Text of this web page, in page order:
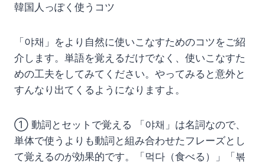
韓国人っぽく使うコツ
「야채」をより自然に使いこなすためのコツをご紹
介します。単語を覚えるだけでなく、使いこなすた
めの工夫をしてみてください。やってみると意外と
すんなり出てくるようになりますよ。
① 動詞とセットで覚える 「야채」は名詞なので、
単体で使うよりも動詞と組み合わせたフレーズとし
て覚えるのが効果的です。「먹다（食べる）」「볶